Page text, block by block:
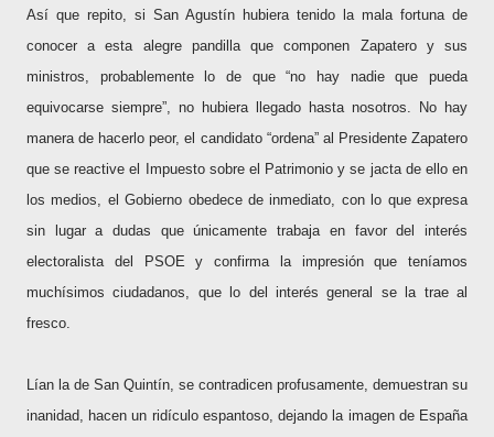
Así que repito, si San Agustín hubiera tenido la mala fortuna de
conocer a esta alegre pandilla que componen Zapatero y sus
ministros, probablemente lo de que “no hay nadie que pueda
equivocarse siempre”, no hubiera llegado hasta nosotros. No hay
manera de hacerlo peor, el candidato “ordena” al Presidente Zapatero
que se reactive el Impuesto sobre el Patrimonio y se jacta de ello en
los medios, el Gobierno obedece de inmediato, con lo que expresa
sin lugar a dudas que únicamente trabaja en favor del interés
electoralista del PSOE y confirma la impresión que teníamos
muchísimos ciudadanos, que lo del interés general se la trae al
fresco.
Lían la de San Quintín, se contradicen profusamente, demuestran su
inanidad, hacen un ridículo espantoso, dejando la imagen de España